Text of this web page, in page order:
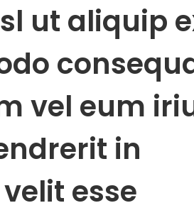
ut aliquip
vel eum
in
esse